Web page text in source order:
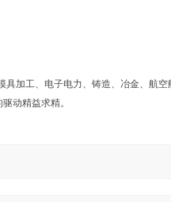
加工、电子电力、铸造、冶金、航
动精益求精。